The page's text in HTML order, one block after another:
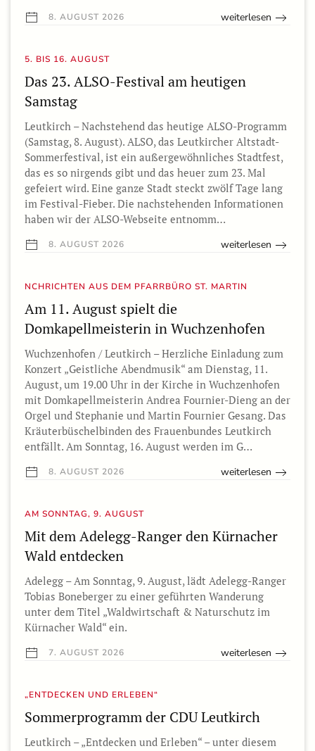
8. AUGUST 2026 weiterlesen
5. BIS 16. AUGUST
Das 23. ALSO-Festival am heutigen
Samstag
Leutkirch – Nachstehend das heutige ALSO-Programm
(Samstag, 8. August). ALSO, das Leutkircher Altstadt-
Sommerfestival, ist ein außergewöhnliches Stadtfest,
das es so nirgends gibt und das heuer zum 23. Mal
gefeiert wird. Eine ganze Stadt steckt zwölf Tage lang
im Festival-Fieber. Die nachstehenden Informationen
haben wir der ALSO-Webseite entnomm…
8. AUGUST 2026 weiterlesen
NCHRICHTEN AUS DEM PFARRBÜRO ST. MARTIN
Am 11. August spielt die
Domkapellmeisterin in Wuchzenhofen
Wuchzenhofen / Leutkirch – Herzliche Einladung zum
Konzert „Geistliche Abendmusik“ am Dienstag, 11.
August, um 19.00 Uhr in der Kirche in Wuchzenhofen
mit Domkapellmeisterin Andrea Fournier-Dieng an der
Orgel und Stephanie und Martin Fournier Gesang. Das
Kräuterbüschelbinden des Frauenbundes Leutkirch
entfällt. Am Sonntag, 16. August werden im G…
8. AUGUST 2026 weiterlesen
AM SONNTAG, 9. AUGUST
Mit dem Adelegg-Ranger den Kürnacher
Wald entdecken
Adelegg – Am Sonntag, 9. August, lädt Adelegg-Ranger
Tobias Boneberger zu einer geführten Wanderung
unter dem Titel „Waldwirtschaft & Naturschutz im
Kürnacher Wald“ ein.
7. AUGUST 2026 weiterlesen
„ENTDECKEN UND ERLEBEN“
Sommerprogramm der CDU Leutkirch
Leutkirch – „Entdecken und Erleben“ – unter diesem